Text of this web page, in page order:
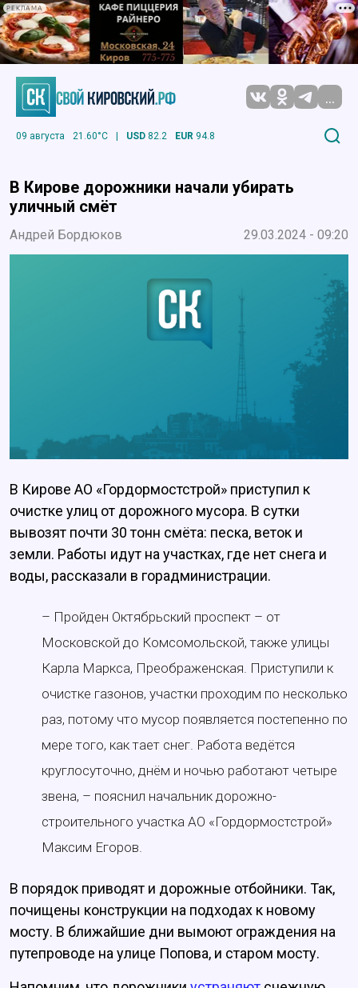
РЕКЛАМА
...
09 августа 21.60°C | USD 82.2 EUR 94.8
В Кирове дорожники начали убирать
уличный смёт
Андрей Бордюков 29.03.2024 - 09:20
В Кирове АО «Гордормостстрой» приступил к
очистке улиц от дорожного мусора. В сутки
вывозят почти 30 тонн смёта: песка, веток и
земли. Работы идут на участках, где нет снега и
воды, рассказали в горадминистрации.
– Пройден Октябрьский проспект – от
Московской до Комсомольской, также улицы
Карла Маркса, Преображенская. Приступили к
очистке газонов, участки проходим по несколько
раз, потому что мусор появляется постепенно по
мере того, как тает снег. Работа ведётся
круглосуточно, днём и ночью работают четыре
звена, – пояснил начальник дорожно-
строительного участка АО «Гордормостстрой»
Максим Егоров.
В порядок приводят и дорожные отбойники. Так,
почищены конструкции на подходах к новому
мосту. В ближайшие дни вымоют ограждения на
путепроводе на улице Попова, и старом мосту.